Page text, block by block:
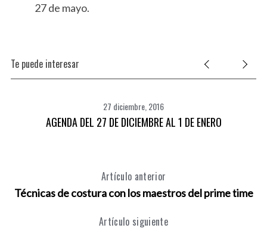
27 de mayo.
Te puede interesar
27 diciembre, 2016
AGENDA DEL 27 DE DICIEMBRE AL 1 DE ENERO
Artículo anterior
Técnicas de costura con los maestros del prime time
Artículo siguiente